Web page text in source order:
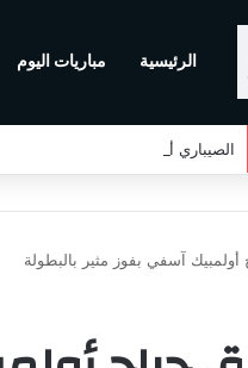
الرئيسية مباريات اليوم
الصيباري أفضل لاعب بمباراة المغرب
آسفي بفوز مثير بالبطولة